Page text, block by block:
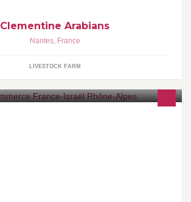
Clementine Arabians
Nantes, France
LIVESTOCK FARM